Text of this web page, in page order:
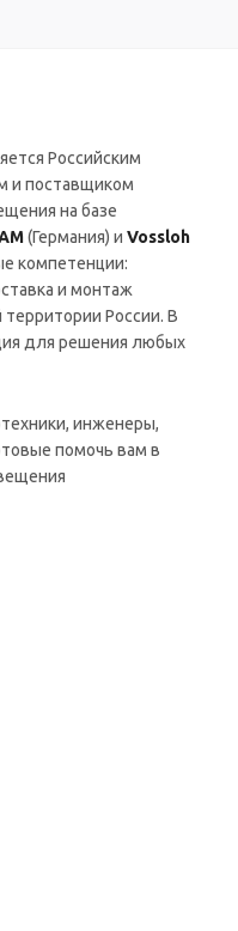
Российским
и поставщиком
на базе
(Германия) и Vossloh
компетенции:
и монтаж
России. В
для решения любых
инженеры,
помочь вам в